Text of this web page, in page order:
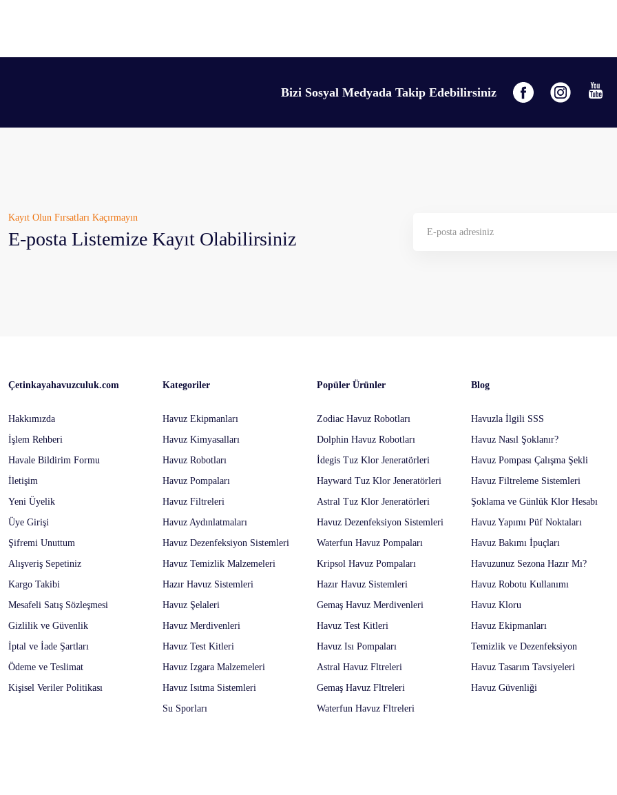
Yorum Yaz
Ürün bilgilerinde hatalar bulunuyor.
Bizi Sosyal Medyada Takip Edebilirsiniz
Kayıt Olun Fırsatları Kaçırmayın
E-posta Listemize Kayıt Olabilirsiniz
Çetinkayahavuzculuk.com
Hakkımızda
İşlem Rehberi
Havale Bildirim Formu
İletişim
Yeni Üyelik
Üye Girişi
Şifremi Unuttum
Alışveriş Sepetiniz
Kargo Takibi
Mesafeli Satış Sözleşmesi
Gizlilik ve Güvenlik
İptal ve İade Şartları
Ödeme ve Teslimat
Kişisel Veriler Politikası
Kategoriler
Havuz Ekipmanları
Havuz Kimyasalları
Havuz Robotları
Havuz Pompaları
Havuz Filtreleri
Havuz Aydınlatmaları
Havuz Dezenfeksiyon Sistemleri
Havuz Temizlik Malzemeleri
Hazır Havuz Sistemleri
Havuz Şelaleri
Havuz Merdivenleri
Havuz Test Kitleri
Havuz Izgara Malzemeleri
Havuz Isıtma Sistemleri
Su Sporları
Popüler Ürünler
Zodiac Havuz Robotları
Dolphin Havuz Robotları
İdegis Tuz Klor Jeneratörleri
Hayward Tuz Klor Jeneratörleri
Astral Tuz Klor Jeneratörleri
Havuz Dezenfeksiyon Sistemleri
Waterfun Havuz Pompaları
Kripsol Havuz Pompaları
Hazır Havuz Sistemleri
Gemaş Havuz Merdivenleri
Havuz Test Kitleri
Havuz Isı Pompaları
Astral Havuz Fltreleri
Gemaş Havuz Fltreleri
Waterfun Havuz Fltreleri
Blog
Havuzla İlgili SSS
Havuz Nasıl Şoklanır?
Havuz Pompası Çalışma Şekli
Havuz Filtreleme Sistemleri
Şoklama ve Günlük Klor Hesabı
Havuz Yapımı Püf Noktaları
Havuz Bakımı İpuçları
Havuzunuz Sezona Hazır Mı?
Havuz Robotu Kullanımı
Havuz Kloru
Havuz Ekipmanları
Temizlik ve Dezenfeksiyon
Havuz Tasarım Tavsiyeleri
Havuz Güvenliği